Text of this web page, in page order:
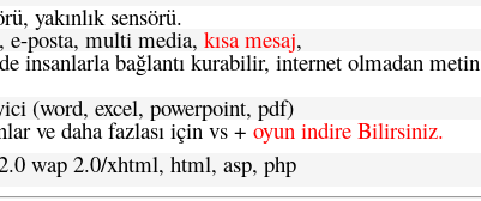
yakınlık sensörü.
e-posta, multi media, kısa mesaj,
insanlarla bağlantı kurabilir, internet olmadan metin
(word, excel, powerpoint, pdf)
ve daha fazlası için vs +oyun indire Bilirsiniz.
wap 2.0/xhtml, html, asp, php